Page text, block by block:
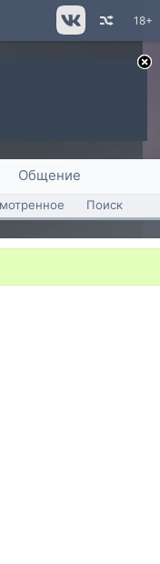
18+
Общение
Поиск